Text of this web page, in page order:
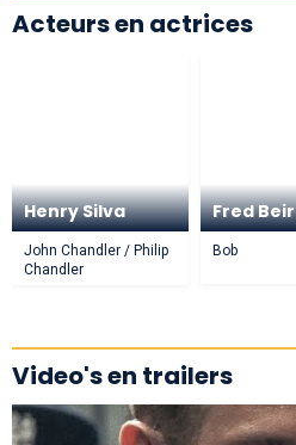
Acteurs en actrices
Henry Silva
John Chandler / Philip
Chandler
Fred Beir
Bob
Video's en trailers